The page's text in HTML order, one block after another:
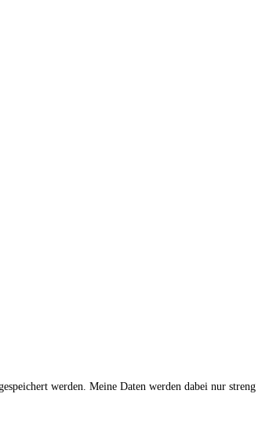
werden. Meine Daten werden dabei nur streng